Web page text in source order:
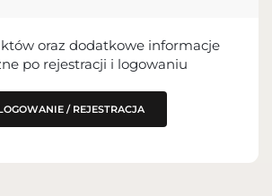
oraz dodatkowe informacje
po rejestracji i logowaniu
/ REJESTRACJA